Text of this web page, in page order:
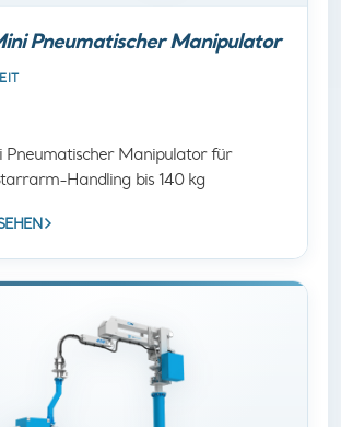
Pneumatischer Manipulator
Pneumatischer Manipulator für
Handling bis 140 kg